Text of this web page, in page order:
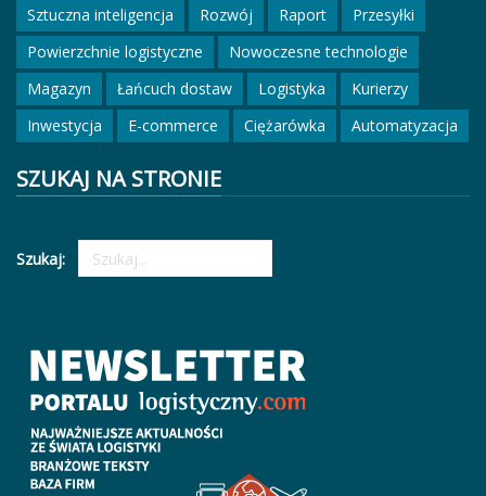
Sztuczna inteligencja
Rozwój Raport
Przesyłki
Powierzchnie logistyczne
Nowoczesne technologie
Magazyn
Łańcuch dostaw Logistyka
Kurierzy
Inwestycja
E-commerce Ciężarówka Automatyzacja
SZUKAJ NA STRONIE
Szukaj: